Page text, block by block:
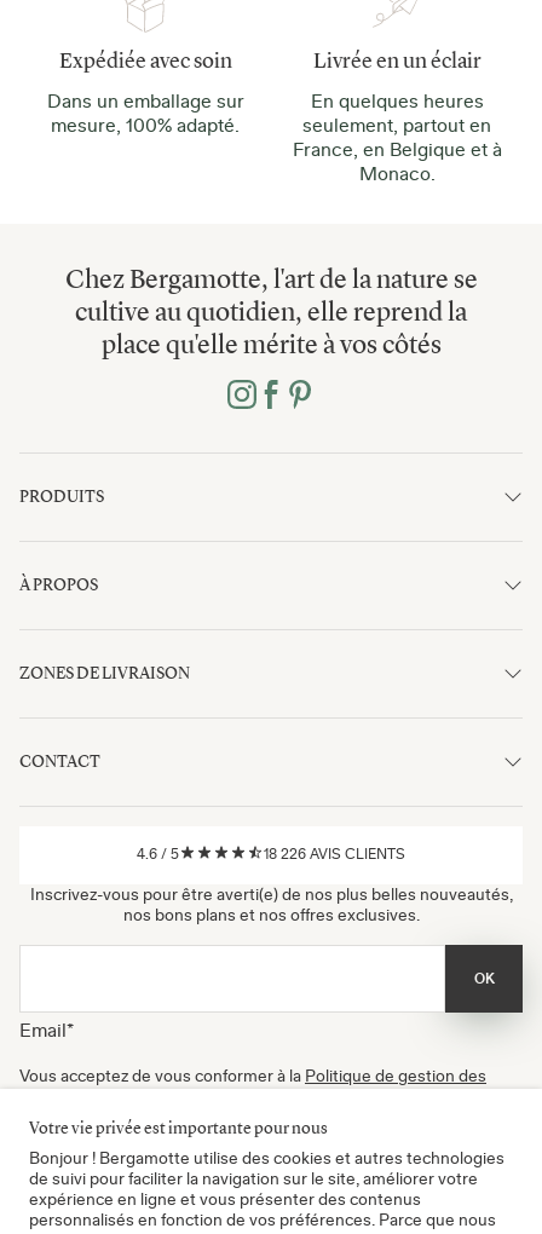
Expédiée avec soin
Dans un emballage sur
mesure, 100% adapté.
Livrée en un éclair
En quelques heures
seulement, partout en
France, en Belgique et à
Monaco.
Chez Bergamotte, l'art de la nature se
cultive au quotidien, elle reprend la
place qu'elle mérite à vos côtés
PRODUITS
À PROPOS
ZONES DE LIVRAISON
CONTACT
4.6 / 5 18 226 AVIS CLIENTS
Inscrivez-vous pour être averti(e) de nos plus belles nouveautés,
nos bons plans et nos offres exclusives.
Email*
OK
Vous acceptez de vous conformer à la Politique de gestion des
newsletters. Vous pouvez vous désinscrire à tout moment.
Certifié B Corp
Votre vie privée est importante pour nous
Bonjour ! Bergamotte utilise des cookies et autres technologies
de suivi pour faciliter la navigation sur le site, améliorer votre
expérience en ligne et vous présenter des contenus
personnalisés en fonction de vos préférences. Parce que nous